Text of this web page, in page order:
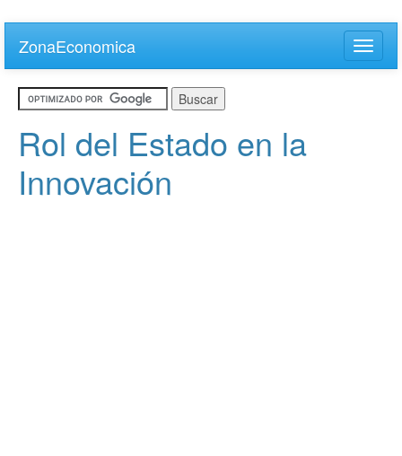
main
content
ZonaEconomica
Toggle
Rol del Estado en la
Innovación